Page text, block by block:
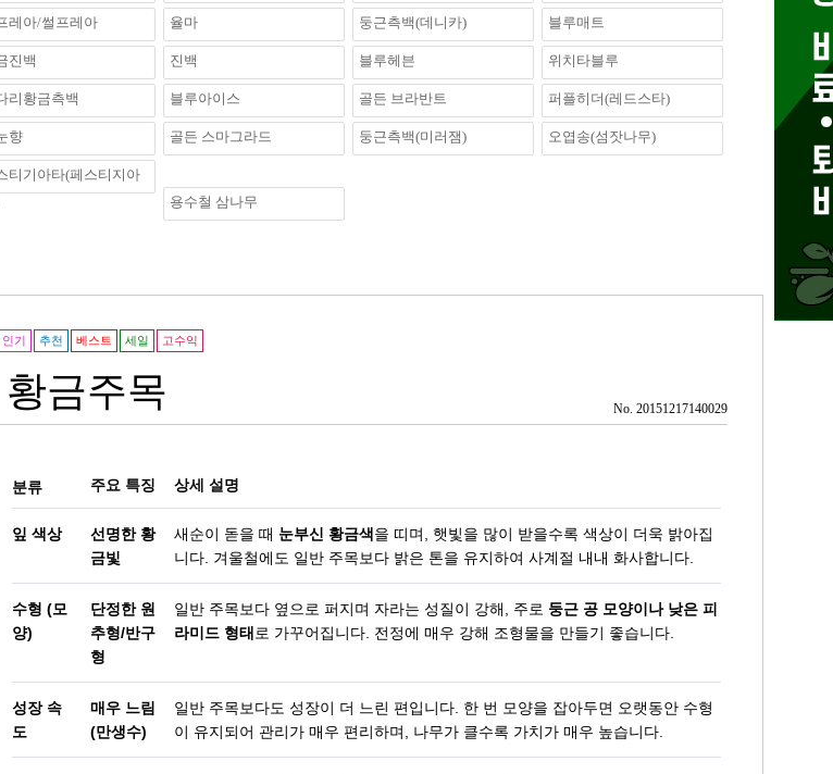
레아/썰프레아 율마 둥근측백(데니카) 블루매트
진백 진백 블루헤븐 위치타블루
리황금측백 블루아이스 골든 브라반트 퍼플히더(레드스타)
향 골든 스마그라드 둥근측백(미러잼) 오엽송(섬잣나무)
티기아타(페스티지아
용수철 삼나무
인기 추천 베스트 세일 고수익
황금주목 No. 20151217140029
분류 주요 특징 상세 설명
잎 색상
선명한 황
금빛
새순이 돋을 때 눈부신 황금색을 띠며, 햇빛을 많이 받을수록 색상이 더욱 밝아집
니다. 겨울철에도 일반 주목보다 밝은 톤을 유지하여 사계절 내내 화사합니다.
수형 (모
양)
단정한 원
추형/반구
형
일반 주목보다 옆으로 퍼지며 자라는 성질이 강해, 주로 둥근 공 모양이나 낮은 피
라미드 형태 로 가꾸어집니다. 전정에 매우 강해 조형물을 만들기 좋습니다.
성장 속
도
매우 느림
(만생수)
일반 주목보다도 성장이 더 느린 편입니다. 한 번 모양을 잡아두면 오랫동안 수형
이 유지되어 관리가 매우 편리하며, 나무가 클수록 가치가 매우 높습니다.